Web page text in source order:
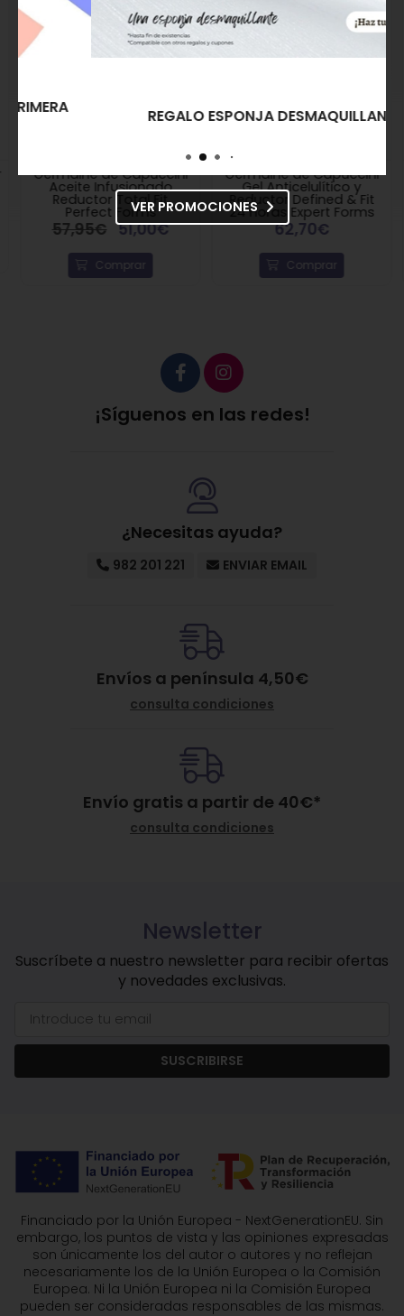
que los ingredientes son aptos para su uso
personal.
Germaine de Capuccini
Aceite Infusionado
Reductor Total Fit
Perfect Forms
57,95€ 51,00€
Comprar
Germaine de Capuccini
Gel Anticelulítico y
Reductor Defined & Fit
24 Horas Expert Forms
62,70€
Comprar
¡Síguenos en las redes!
¿Necesitas ayuda?
982 201 221 ENVIAR EMAIL
Envíos a península 4,50€
consulta condiciones
Envío gratis a partir de 40€*
consulta condiciones
Newsletter
Suscríbete a nuestro newsletter para recibir ofertas
y novedades exclusivas.
SUSCRIBIRSE
Financiado por la Unión Europea - NextGenerationEU. Sin
embargo, los puntos de vista y las opiniones expresadas
son únicamente los del autor o autores y no reflejan
necesariamente los de la Unión Europea o la Comisión
Europea. Ni la Unión Europea ni la Comisión Europea
pueden ser consideradas responsables de las mismas.
REGALO ESPONJA DESMAQUILLANTE
VER PROMOCIONES